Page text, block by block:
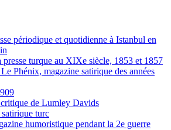
périodique et quotidienne à Istanbul en
presse turque au XIXe siècle, 1853 et 1857
Phénix, magazine satirique des années
de Lumley Davids
turc
humoristique pendant la 2e guerre